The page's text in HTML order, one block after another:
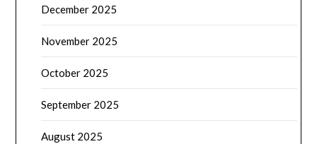
December 2025
November 2025
October 2025
September 2025
August 2025